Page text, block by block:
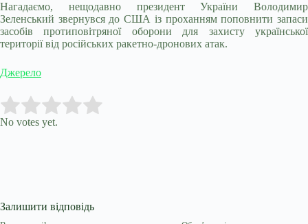
Нагадаємо, нещодавно президент України Володимир
Зеленський звернувся до США із проханням поповнити запаси
засобів протиповітряної оборони для захисту української
території від російських ракетно-дронових атак.
Джерело
Rate this item:
No votes yet.
Залишити відповідь